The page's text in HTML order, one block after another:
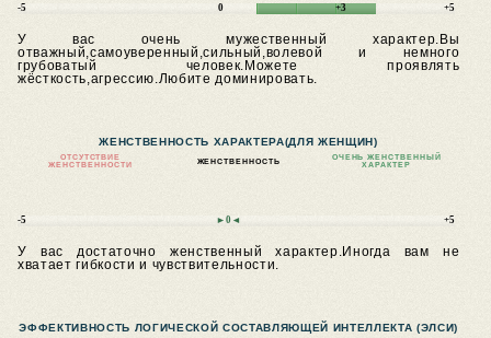
-5 0 +3 +5
У вас очень мужественный характер.Вы
отважный,самоуверенный,сильный,волевой и немного
грубоватый человек.Можете проявлять
жёсткость,агрессию.Любите доминировать.
ЖЕНСТВЕННОСТЬ ХАРАКТЕРА(ДЛЯ ЖЕНЩИН)
ОТСУТСТВИЕ
ЖЕНСТВЕННОСТИ
ЖЕНСТВЕННОСТЬ
ОЧЕНЬ ЖЕНСТВЕННЫЙ
ХАРАКТЕР
-5 ►0◄ +5
У вас достаточно женственный характер.Иногда вам не
хватает гибкости и чувствительности.
ЭФФЕКТИВНОСТЬ ЛОГИЧЕСКОЙ СОСТАВЛЯЮЩЕЙ ИНТЕЛЛЕКТА (ЭЛСИ)